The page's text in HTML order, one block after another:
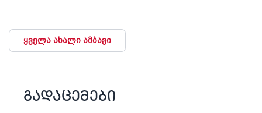
ყველა ახალი ამბავი
გადაცემები